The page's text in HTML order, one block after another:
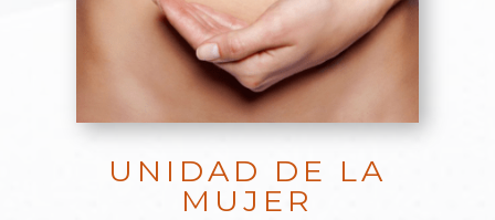
UNIDAD DE LA
MUJER